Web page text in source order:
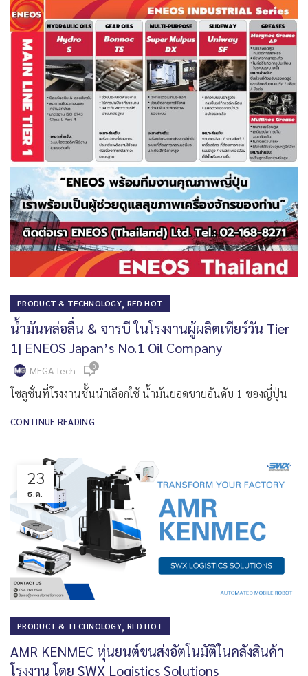
PRODUCT & TECHNOLOGY, RED HOT
น้ำมันหล่อลื่น & จารบี ในโรงงานผู้ผลิตเทียร์วัน Tier
1| ENEOS Japan’s No.1 Oil Company
MEGA Tech 0
โซลูชั่นที่โรงงานชั้นนำเลือกใช้ น้ำมันยอดขายอันดับ 1 ของญี่ปุ่น
CONTINUE READING
23
ธ.ค.
PRODUCT & TECHNOLOGY, RED HOT
AMR KENMEC หุ่นยนต์ขนส่งอัตโนมัติในคลังสินค้า
โรงงาน โดย SWX Logistics Solutions